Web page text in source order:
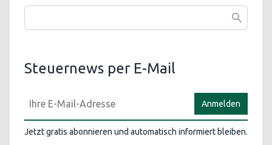
Steuernews per E-Mail
Anmelden
Jetzt gratis abonnieren und automatisch informiert bleiben.